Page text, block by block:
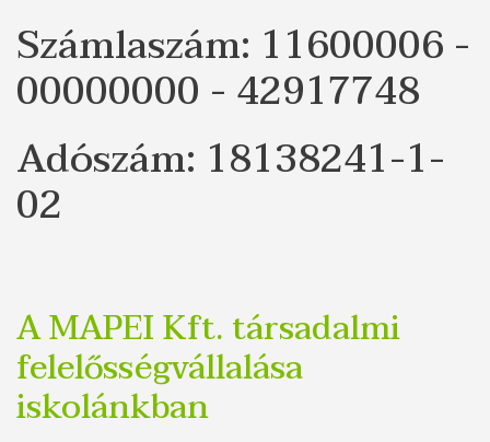
Számlaszám: 11600006 -
00000000 - 42917748
Adószám: 18138241-1-
02
A MAPEI Kft. társadalmi
felelősségvállalása
iskolánkban